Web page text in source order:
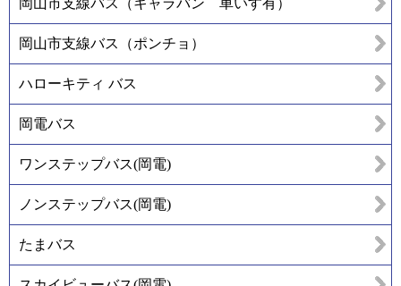
岡山市支線バス（ポンチョ）
ハローキティ バス
岡電バス
ワンステップバス(岡電)
ノンステップバス(岡電)
たまバス